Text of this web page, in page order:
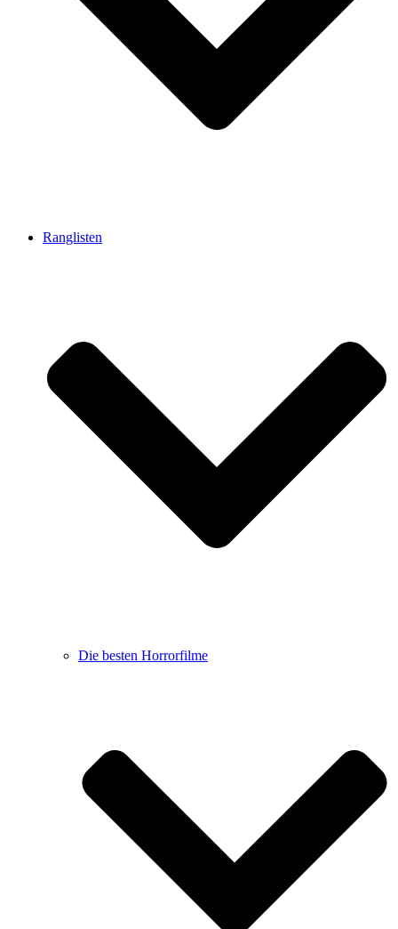
Ranglisten
Die besten Horrorfilme